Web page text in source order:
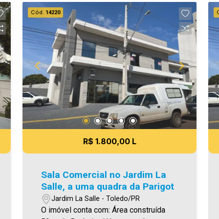
agende uma visita! Imobiliária Ativa |
Sinta-se em casa! - As informações
aqui prestadas são verdadeiras,
todavia, reservamo-nos o direito de
corrigir qualquer erro de digitação e/ou
ortografia, bem como alteração dos
preços e imagens. Fotos meramente
ilustrativas
Cód. 14220
R$ 1.800,00 L
Sala Comercial no Jardim La
Salle, a uma quadra da Parigot
Jardim La Salle - Toledo/PR
O imóvel conta com: Área construída